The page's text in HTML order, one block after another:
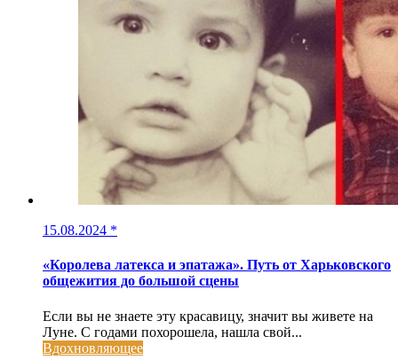
15.08.2024 *
«Королева латекса и эпатажа». Путь от Харьковского
общежития до большой сцены
Если вы не знаете эту красавицу, значит вы живете на
Луне. С годами похорошела, нашла свой...
Вдохновляющее